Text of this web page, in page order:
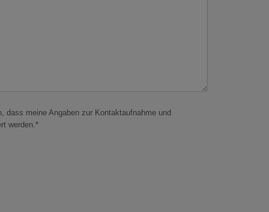
dass meine Angaben zur Kontaktaufnahme und
werden.*